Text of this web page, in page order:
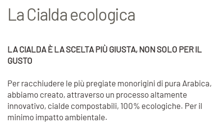
La Cialda ecologica
LA CIALDA È LA SCELTA PIÙ GIUSTA, NON SOLO PER IL
GUSTO
Per racchiudere le più pregiate monorigini di pura Arabica,
abbiamo creato, attraverso un processo altamente
innovativo, cialde compostabili, 100% ecologiche. Per il
minimo impatto ambientale.